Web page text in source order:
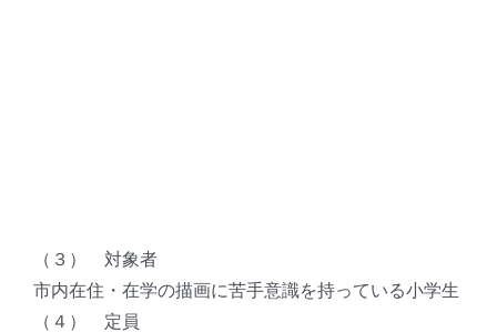
（３） 対象者
市内在住・在学の描画に苦手意識を持っている小学生
（４） 定員